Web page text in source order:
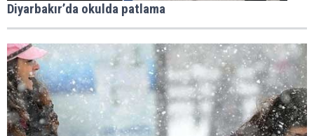
Diyarbakır’da okulda patlama